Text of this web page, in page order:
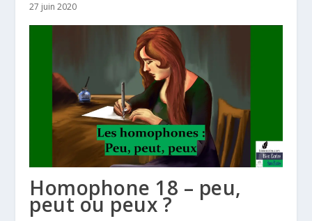
27 juin 2020
Homophone 18 – peu,
peut ou peux ?